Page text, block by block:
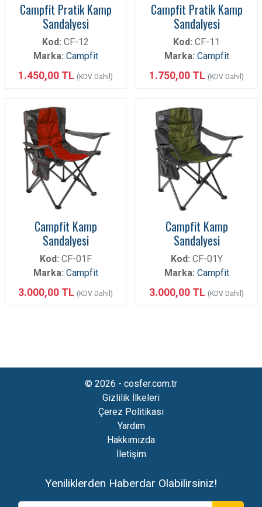
Campfit Pratik Kamp
Sandalyesi
Kod: CF-12
Marka: Campfit
1.450,00 TL (KDV Dahil)
Campfit Pratik Kamp
Sandalyesi
Kod: CF-11
Marka: Campfit
1.750,00 TL (KDV Dahil)
Campfit Kamp
Sandalyesi
Kod: CF-01F
Marka: Campfit
3.000,00 TL (KDV Dahil)
Campfit Kamp
Sandalyesi
Kod: CF-01Y
Marka: Campfit
3.000,00 TL (KDV Dahil)
© 2026 - cosfer.com.tr
Gizlilik İlkeleri
Çerez Politikası
Yardım
Hakkımızda
İletişim
Yeniliklerden Haberdar Olabilirsiniz!